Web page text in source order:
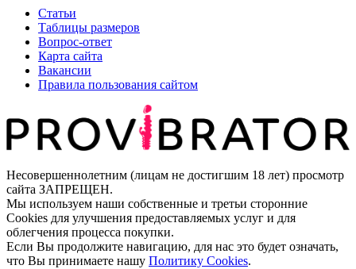
Статьи
Таблицы размеров
Вопрос-ответ
Карта сайта
Вакансии
Правила пользования сайтом
Несовершеннолетним (лицам не достигшим 18 лет) просмотр
сайта ЗАПРЕЩЕН.
Мы используем наши собственные и третьи сторонние
Cookies для улучшения предоставляемых услуг и для
облегчения процесса покупки.
Если Вы продолжите навигацию, для нас это будет означать,
что Вы принимаете нашу Политику Cookies.